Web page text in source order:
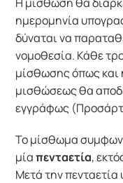
ημερομηνία
δύναται να
νομοθεσία. Κάθε
μίσθωσης όπως
μισθώσεως θα
εγγράφως
Το μίσθωμα
μίαπενταετία,
Μετά την πενταετία